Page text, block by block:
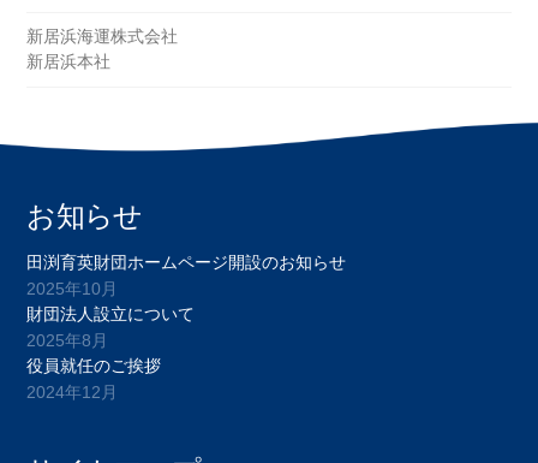
新居浜海運株式会社
新居浜本社
お知らせ
田渕育英財団ホームページ開設のお知らせ
2025年10月
財団法人設立について
2025年8月
役員就任のご挨拶
2024年12月